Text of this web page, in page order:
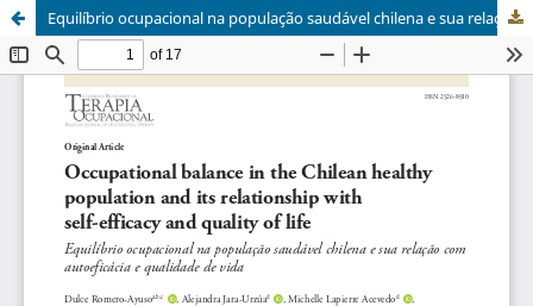
Equilíbrio ocupacional na população saudável chilena e sua relação com autoeficácia e qualidade de vida